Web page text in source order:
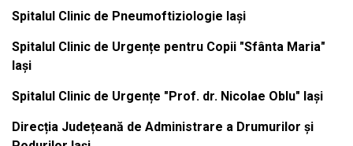
Spitalul Clinic de Pneumoftiziologie Iași
Spitalul Clinic de Urgențe pentru Copii "Sfânta Maria"
Iași
Spitalul Clinic de Urgențe "Prof. dr. Nicolae Oblu" Iași
Direcția Județeană de Administrare a Drumurilor și